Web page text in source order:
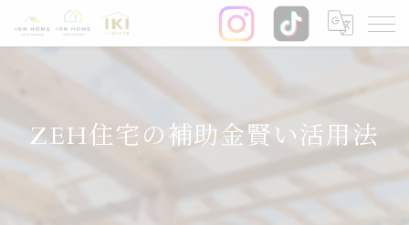
ZEH住宅の補助金賢い活用法